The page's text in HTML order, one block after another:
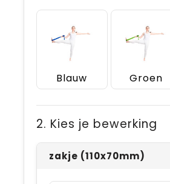
Blauw Groen
2. Kies je bewerking
zakje (110x70mm)